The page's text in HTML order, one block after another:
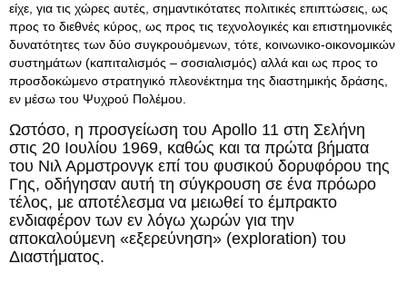
είχε, για τις χώρες αυτές, σημαντικότατες πολιτικές επιπτώσεις, ως
προς το διεθνές κύρος, ως προς τις τεχνολογικές και επιστημονικές
δυνατότητες των δύο συγκρουόμενων, τότε, κοινωνικο-οικονομικών
συστημάτων (καπιταλισμός – σοσιαλισμός) αλλά και ως προς το
προσδοκώμενο στρατηγικό πλεονέκτημα της διαστημικής δράσης,
εν μέσω του Ψυχρού Πολέμου.
Ωστόσο, η προσγείωση του Apollo 11 στη Σελήνη
στις 20 Ιουλίου 1969, καθώς και τα πρώτα βήματα
του Νιλ Αρμστρονγκ επί του φυσικού δορυφόρου της
Γης, οδήγησαν αυτή τη σύγκρουση σε ένα πρόωρο
τέλος, με αποτέλεσμα να μειωθεί το έμπρακτο
ενδιαφέρον των εν λόγω χωρών για την
αποκαλούμενη «εξερεύνηση» (exploration) του
Διαστήματος.